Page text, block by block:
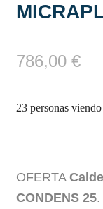
786,00 €
23 personas
OFERTA
CONDENS 25